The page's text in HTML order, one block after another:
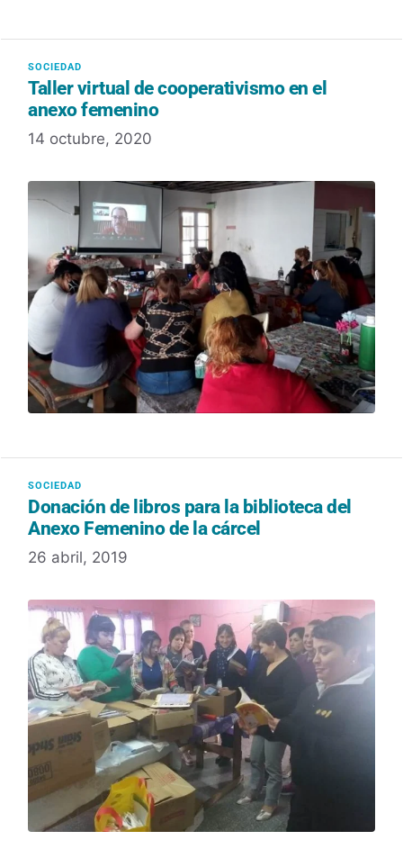
Taller virtual de cooperativismo en el
anexo femenino
14 octubre, 2020
Donación de libros para la biblioteca del
Anexo Femenino de la cárcel
26 abril, 2019